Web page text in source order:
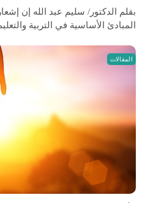
بقلم الدكتور/ سليم عبد الله إن
المبادئ الأساسية في التربية
المقالات